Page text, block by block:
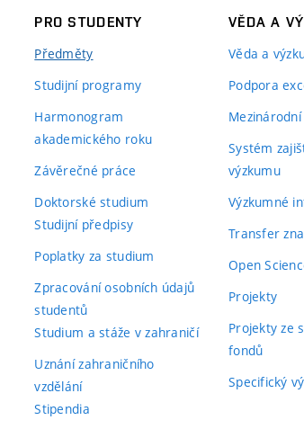
PRO STUDENTY
Předměty
Studijní programy
Harmonogram
akademického roku
Závěrečné práce
Doktorské studium
Studijní předpisy
Poplatky za studium
Zpracování osobních údajů
studentů
Studium a stáže v zahraničí
Uznání zahraničního
vzdělání
Stipendia
VĚDA A
Věda a
Podpora
Systém
výzkumu
Výzkumné
Transfer
Open
Projekty
Projekty ze
fondů
Specifický